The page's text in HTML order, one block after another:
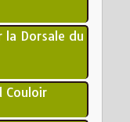
la Dorsale du
Couloir